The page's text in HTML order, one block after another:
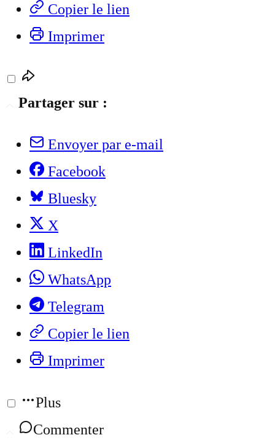
Copier le lien
Imprimer
Partager sur :
Envoyer par e-mail
Facebook
Bluesky
X
LinkedIn
WhatsApp
Telegram
Copier le lien
Imprimer
Plus
Commenter